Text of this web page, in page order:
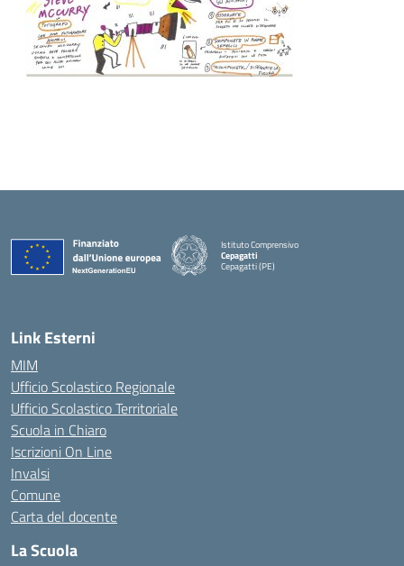
Istituto Comprensivo
Cepagatti
Cepagatti (PE)
— Visita la pagina iniziale della scuola
Link Esterni
MIM
Ufficio Scolastico Regionale
Ufficio Scolastico Territoriale
Scuola in Chiaro
Iscrizioni On Line
Invalsi
Comune
Carta del docente
La Scuola